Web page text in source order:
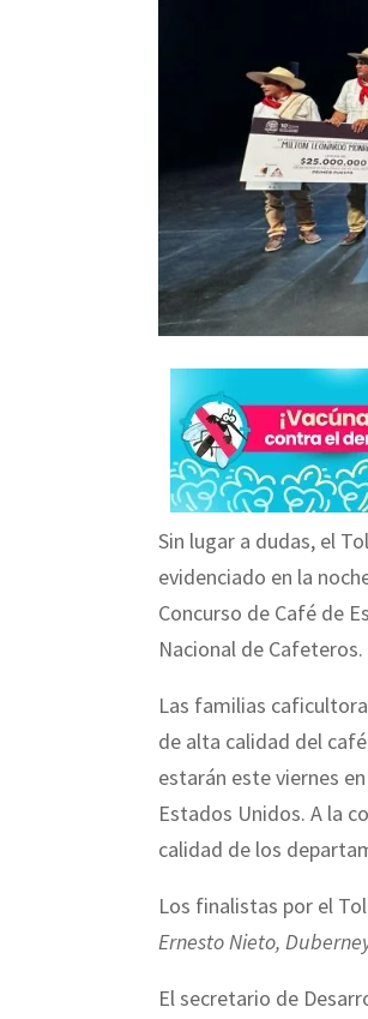
Sin lugar a dudas, el
evidenciado en la
Concurso de Café de
Nacional de Cafeteros.
Las familias
de alta calidad del
estarán este viernes
Estados Unidos. A la
calidad de los
Los finalistas por el
Ernesto Nieto,
El secretario de